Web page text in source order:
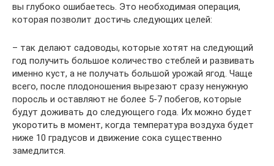
вы глубоко ошибаетесь. Это необходимая операция,
которая позволит достичь следующих целей:​
​– так делают садоводы, которые хотят на следующий
год получить большое количество стеблей и развивать
именно куст, а не получать большой урожай ягод. Чаще
всего, после плодоношения вырезают сразу ненужную
поросль и оставляют не более 5-7 побегов, которые
будут доживать до следующего года. Их можно будет
укоротить в момент, когда температура воздуха будет
ниже 10 градусов и движение сока существенно
замедлится.​